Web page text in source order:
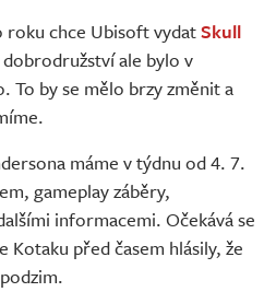
roku chce Ubisoft vydatSkull
ale bylo v
To by se mělo brzy změnit a
máme v týdnu od 4. 7.
gameplay záběry,
informacemi. Očekává se
Kotaku před časem hlásily, že